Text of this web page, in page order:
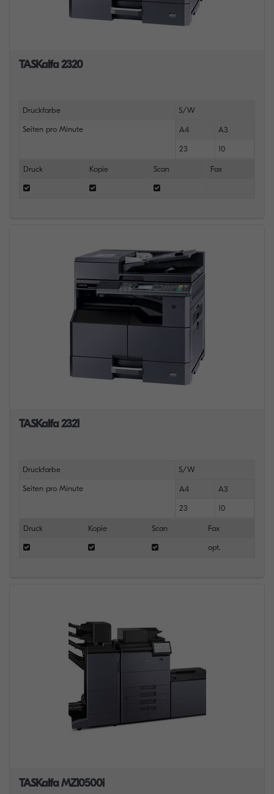
TASKalfa 2320
Druckfarbe S/W
Seiten pro Minute A4 A3
23 10
Druck Kopie Scan Fax
TASKalfa 2321
Druckfarbe S/W
Seiten pro Minute A4 A3
23 10
Druck Kopie Scan Fax
opt.
TASKalfa MZ10500i